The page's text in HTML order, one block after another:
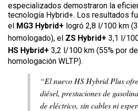
especializados demostraron la
tecnología Hybrid+. Los resultados
el MG3 Hybrid+ logró 2,8 l/100 km
homologado), el ZS Hybrid+ 3,1 l/
HS Hybrid+ 3,2 l/100 km (55% por
homologación WLTP).
“El nuevo HS Hybrid Plus
diésel, prestaciones de
de eléctrico, sin cables ni